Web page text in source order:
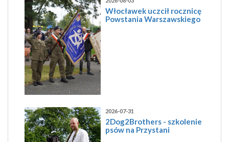
Włocławek uczcił rocznicę
Powstania Warszawskiego
2026-07-31
2Dog2Brothers - szkolenie
psów na Przystani